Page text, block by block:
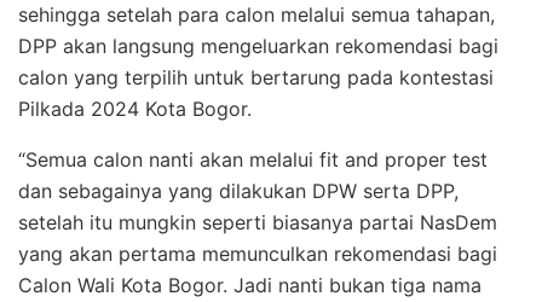
sehingga setelah para calon melalui semua tahapan,
DPP akan langsung mengeluarkan rekomendasi bagi
calon yang terpilih untuk bertarung pada kontestasi
Pilkada 2024 Kota Bogor.
“Semua calon nanti akan melalui fit and proper test
dan sebagainya yang dilakukan DPW serta DPP,
setelah itu mungkin seperti biasanya partai NasDem
yang akan pertama memunculkan rekomendasi bagi
Calon Wali Kota Bogor. Jadi nanti bukan tiga nama